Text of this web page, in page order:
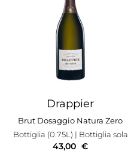
Drappier
Brut Dosaggio Natura Zero
Bottiglia (0.75L) | Bottiglia sola
43,00 €